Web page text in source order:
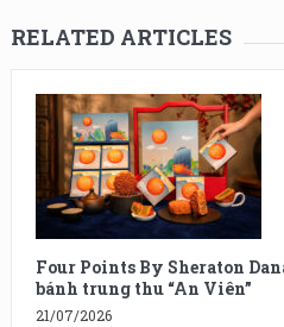
RELATED ARTICLES
Four Points By Sheraton
bánh trung thu “An Viên”
21/07/2026